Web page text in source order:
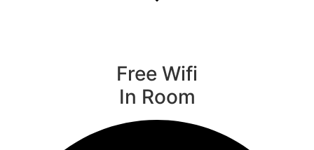
Free Wifi
In Room